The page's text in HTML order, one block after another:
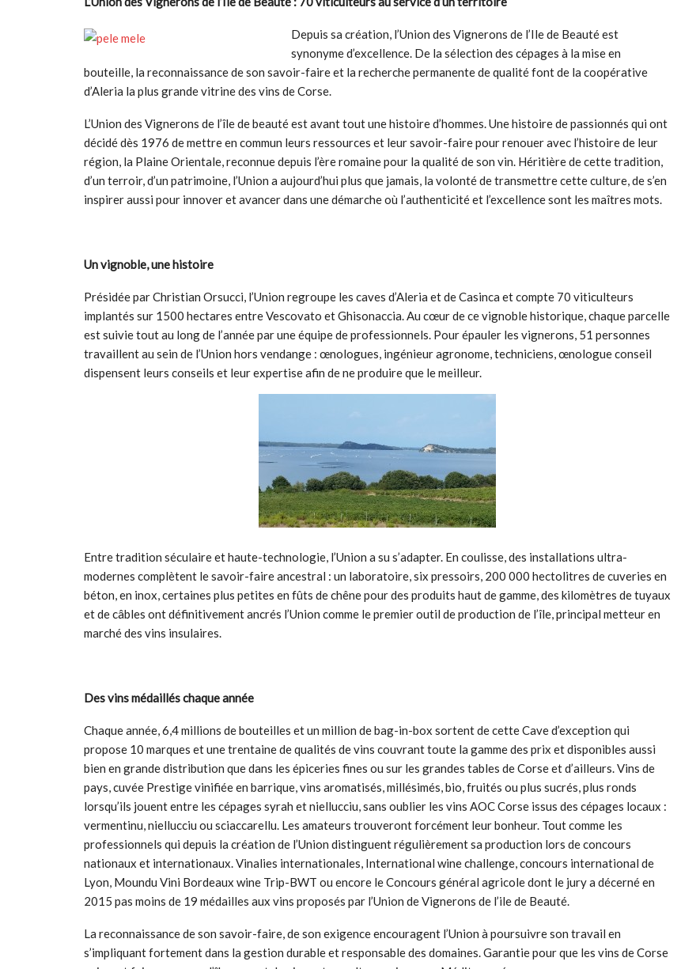
Depuis sa création, l’Union des Vignerons de l’Ile de Beauté est
synonyme d’excellence. De la sélection des cépages à la mise en
bouteille, la reconnaissance de son savoir-faire et la recherche permanente de qualité font de la coopérative
d’Aleria la plus grande vitrine des vins de Corse.
L’Union des Vignerons de l’île de beauté est avant tout une histoire d’hommes. Une histoire de passionnés qui ont
décidé dès 1976 de mettre en commun leurs ressources et leur savoir-faire pour renouer avec l’histoire de leur
région, la Plaine Orientale, reconnue depuis l’ère romaine pour la qualité de son vin. Héritière de cette tradition,
d’un terroir, d’un patrimoine, l’Union a aujourd’hui plus que jamais, la volonté de transmettre cette culture, de s’en
inspirer aussi pour innover et avancer dans une démarche où l’authenticité et l’excellence sont les maîtres mots.
Un vignoble, une histoire
Présidée par Christian Orsucci, l’Union regroupe les caves d’Aleria et de Casinca et compte 70 viticulteurs
implantés sur 1500 hectares entre Vescovato et Ghisonaccia. Au cœur de ce vignoble historique, chaque parcelle
est suivie tout au long de l’année par une équipe de professionnels. Pour épauler les vignerons, 51 personnes
travaillent au sein de l’Union hors vendange : œnologues, ingénieur agronome, techniciens, œnologue conseil
dispensent leurs conseils et leur expertise afin de ne produire que le meilleur.
Entre tradition séculaire et haute-technologie, l’Union a su s’adapter. En coulisse, des installations ultra-
modernes complètent le savoir-faire ancestral : un laboratoire, six pressoirs, 200 000 hectolitres de cuveries en
béton, en inox, certaines plus petites en fûts de chêne pour des produits haut de gamme, des kilomètres de tuyaux
et de câbles ont définitivement ancrés l’Union comme le premier outil de production de l’île, principal metteur en
marché des vins insulaires.
Des vins médaillés chaque année
Chaque année, 6,4 millions de bouteilles et un million de bag-in-box sortent de cette Cave d’exception qui
propose 10 marques et une trentaine de qualités de vins couvrant toute la gamme des prix et disponibles aussi
bien en grande distribution que dans les épiceries fines ou sur les grandes tables de Corse et d’ailleurs. Vins de
pays, cuvée Prestige vinifiée en barrique, vins aromatisés, millésimés, bio, fruités ou plus sucrés, plus ronds
lorsqu’ils jouent entre les cépages syrah et niellucciu, sans oublier les vins AOC Corse issus des cépages locaux :
vermentinu, niellucciu ou sciaccarellu. Les amateurs trouveront forcément leur bonheur. Tout comme les
professionnels qui depuis la création de l’Union distinguent régulièrement sa production lors de concours
nationaux et internationaux. Vinalies internationales, International wine challenge, concours international de
Lyon, Moundu Vini Bordeaux wine Trip-BWT ou encore le Concours général agricole dont le jury a décerné en
2015 pas moins de 19 médailles aux vins proposés par l’Union de Vignerons de l’ile de Beauté.
La reconnaissance de son savoir-faire, de son exigence encouragent l’Union à poursuivre son travail en
s’impliquant fortement dans la gestion durable et responsable des domaines. Garantie pour que les vins de Corse